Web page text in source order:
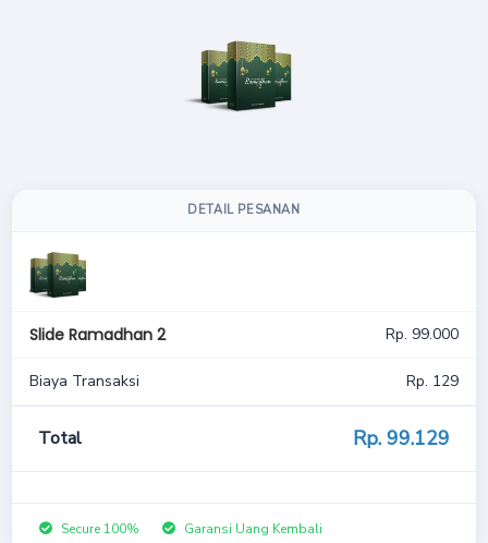
DETAIL PESANAN
Slide Ramadhan 2 Rp. 99.000
Biaya Transaksi Rp. 129
Total Rp. 99.129
Secure 100% Garansi Uang Kembali